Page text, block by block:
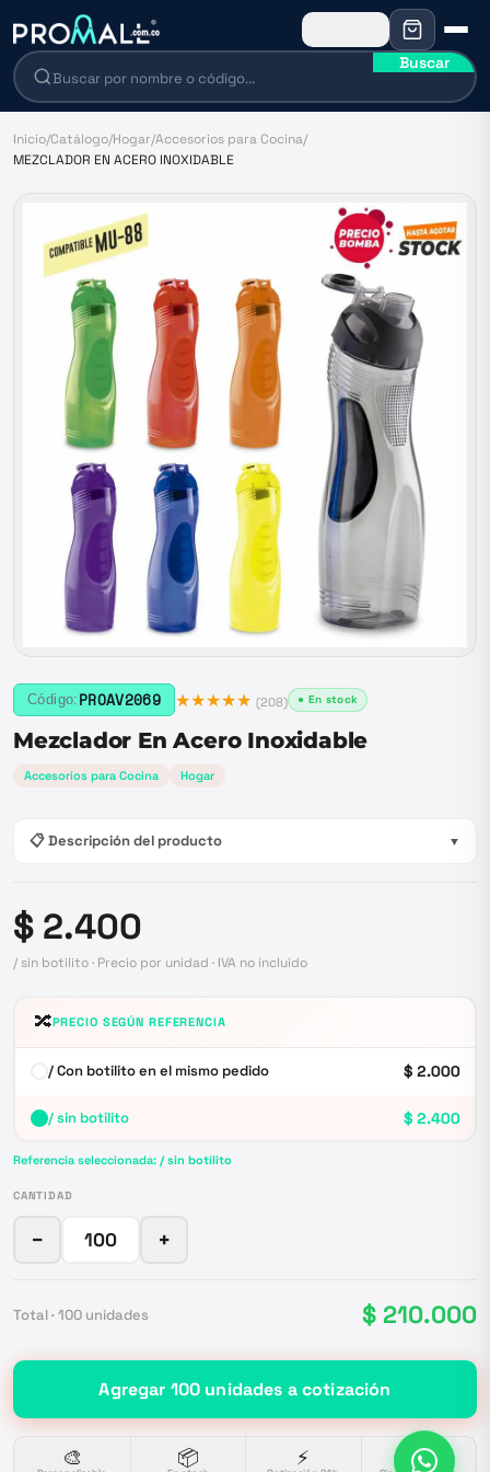
Buscar
Inicio/Catálogo/Hogar/Accesorios para Cocina/
MEZCLADOR EN ACERO INOXIDABLE
Código: PROAV2069 ★★★★★ (208) ● En stock
Mezclador En Acero Inoxidable
Accesorios para Cocina Hogar
📋 Descripción del producto ▼
$ 2.400
/ sin botilito · Precio por unidad · IVA no incluido
🔀PRECIO SEGÚN REFERENCIA
/ Con botilito en el mismo pedido $ 2.000
/ sin botilito $ 2.400
Referencia seleccionada: / sin botilito
CANTIDAD
− +
Total · 100 unidades $ 210.000
Agregar 100 unidades a cotización
🎨 📦 ⚡ 🔒